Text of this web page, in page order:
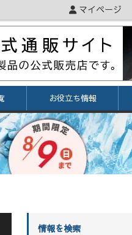
マイページ
お役立ち情報
情報を検索